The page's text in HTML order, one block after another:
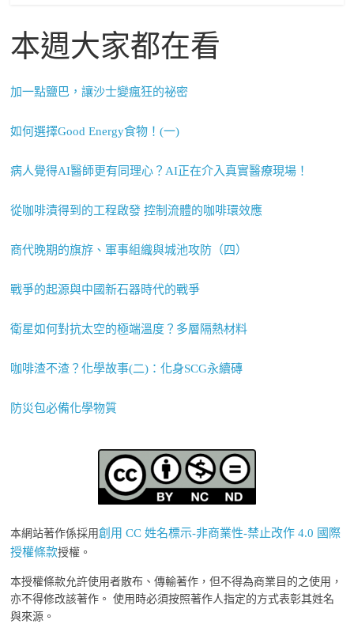
本週大家都在看
加一點鹽巴，讓沙士變瘋狂的祕密
如何選擇Good Energy食物！(一)
病人覺得AI醫師更有同理心？AI正在介入真實醫療現場！
從咖啡漬得到的工程啟發 控制流體的咖啡環效應
商代晚期的旗斿、軍事組織與城池攻防（四）
戰爭的起源與中國新石器時代的戰爭
衛星如何對抗太空的極端溫度？多層隔熱材料
咖啡渣不渣？化學故事(二)：化身SCG永續磚
防災包必備化學物質
本網站著作係採用創用 CC 姓名標示-非商業性-禁止改作 4.0 國際
授權條款授權。
本授權條款允許使用者散布、傳輸著作，但不得為商業目的之使用，
亦不得修改該著作。 使用時必須按照著作人指定的方式表彰其姓名
與來源。